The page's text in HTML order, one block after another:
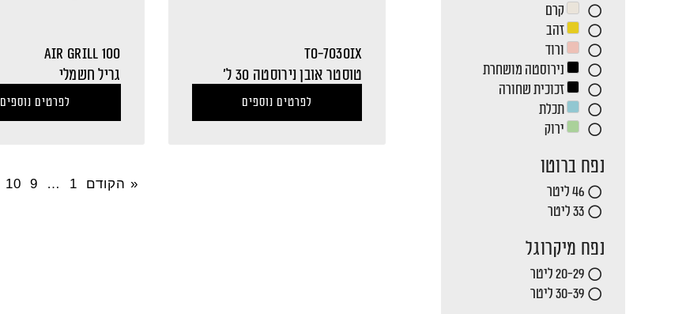
קרם
זהב
ורוד
נירוסטה מושחרת
זכוכית שחורה
תכלת
ירוק
נפח ברוטו
46 ליטר
33 ליטר
נפח מיקרוגל
20-29 ליטר
30-39 ליטר
TO-7030IX
טוסטר אובן נירוסטה 30 ל'
לפרטים נוספים
Air Grill 100
גריל חשמלי
לפרטים נוספים
« הקודם 1
…
9
10